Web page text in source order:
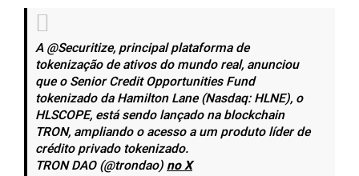
A @Securitize, principal plataforma de
tokenização de ativos do mundo real, anunciou
que o Senior Credit Opportunities Fund
tokenizado da Hamilton Lane (Nasdaq: HLNE), o
HLSCOPE, está sendo lançado na blockchain
TRON, ampliando o acesso a um produto líder de
crédito privado tokenizado.
TRON DAO (@trondao)no X